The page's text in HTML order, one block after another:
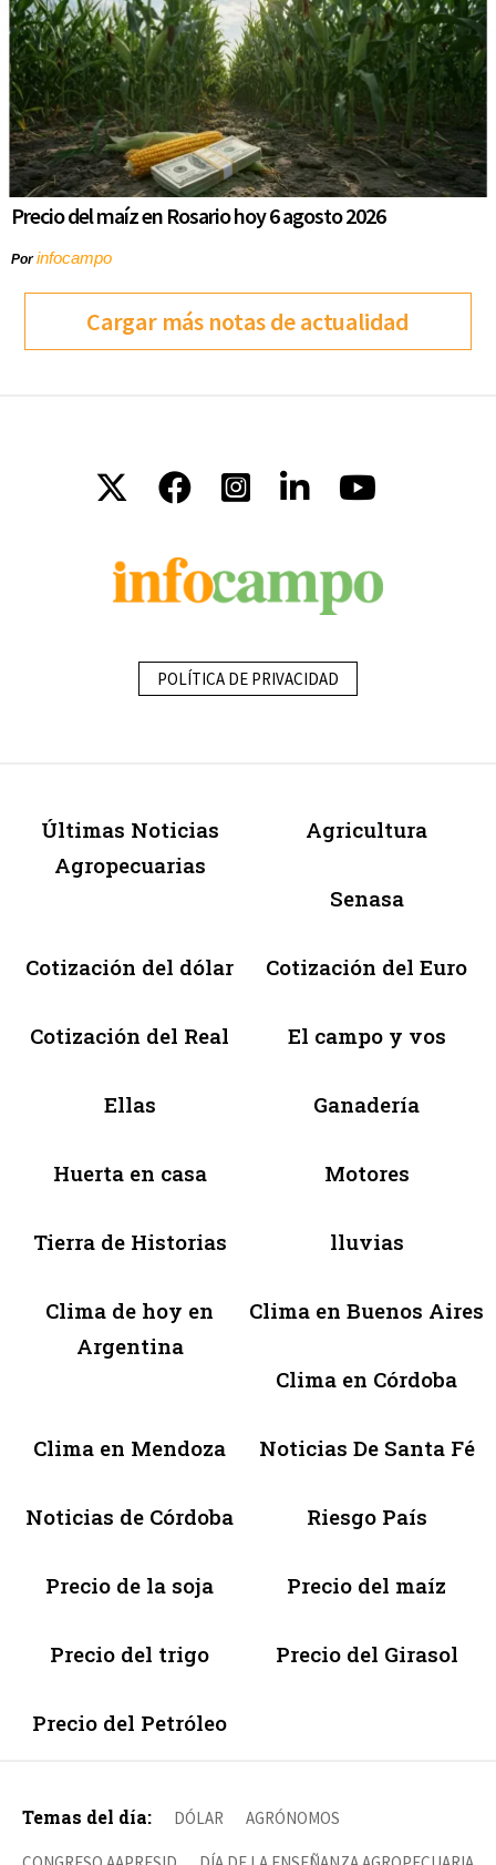
Precio del maíz en Rosario hoy 6 agosto 2026
Porinfocampo
Cargar más notas de actualidad
POLÍTICA DE PRIVACIDAD
Últimas Noticias
Agropecuarias
Agricultura
Senasa
Cotización del dólar Cotización del Euro
Cotización del Real El campo y vos
Ellas Ganadería
Huerta en casa Motores
Tierra de Historias lluvias
Clima de hoy en
Argentina
Clima en Buenos Aires
Clima en Córdoba
Clima en Mendoza Noticias De Santa Fé
Noticias de Córdoba Riesgo País
Precio de la soja Precio del maíz
Precio del trigo Precio del Girasol
Precio del Petróleo
Temas del día: DÓLAR AGRÓNOMOS